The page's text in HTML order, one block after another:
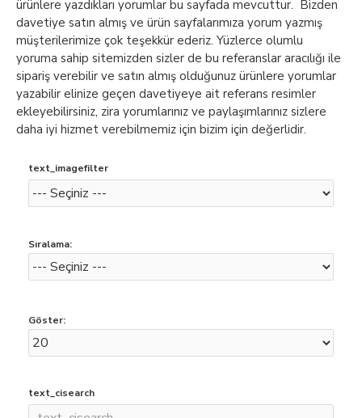
ürünlere yazdıkları yorumlar bu sayfada mevcuttur. Bizden
davetiye satın almış ve ürün sayfalarımıza yorum yazmış
müşterilerimize çok teşekkür ederiz. Yüzlerce olumlu
yoruma sahip sitemizden sizler de bu referanslar aracılığı ile
sipariş verebilir ve satın almış olduğunuz ürünlere yorumlar
yazabilir elinize geçen davetiyeye ait referans resimler
ekleyebilirsiniz, zira yorumlarınız ve paylaşımlarınız sizlere
daha iyi hizmet verebilmemiz için bizim için değerlidir.
text_imagefilter
Sıralama:
Göster:
text_cisearch